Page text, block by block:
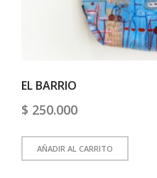
EL BARRIO
$ 250.000
AÑADIR AL CARRITO